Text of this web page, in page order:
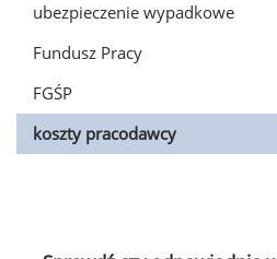
ubezpieczenie wypadkowe
Fundusz Pracy
FGŚP
koszty pracodawcy